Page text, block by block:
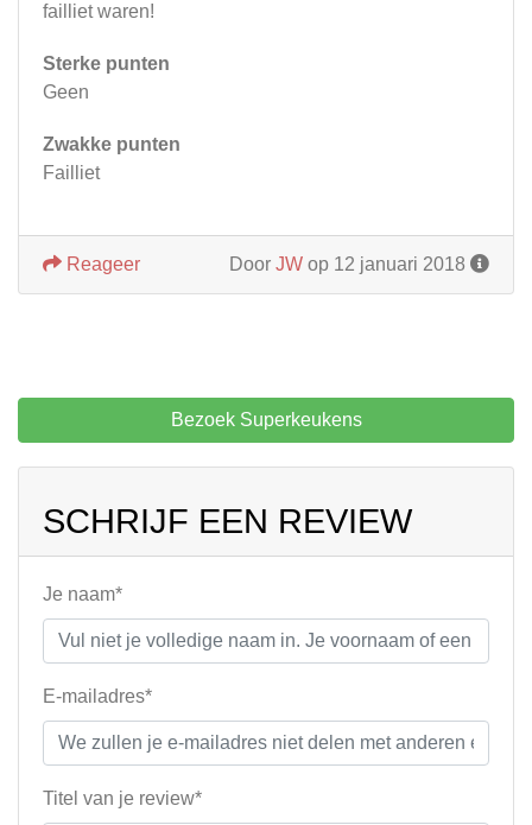
failliet waren!
Sterke punten
Geen
Zwakke punten
Failliet
Door JW op 12 januari 2018
Reageer
Bezoek Superkeukens
SCHRIJF EEN REVIEW
Je naam*
E-mailadres*
Titel van je review*